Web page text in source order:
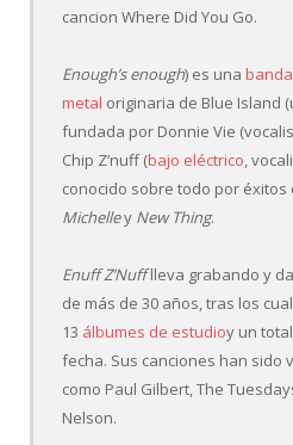
cancion Where Did You Go.
Enough’s enough) es unabanda
metal originaria de Blue Island
fundada por Donnie Vie
Chip Z’nuff (bajo eléctrico,
conocido sobre todo por éxitos
Michelley New Thing.
Enuff Z’Nufflleva grabando y
de más de 30 años, tras los
13 álbumes de estudioy un
fecha. Sus canciones han sido
como Paul Gilbert, The
Nelson.